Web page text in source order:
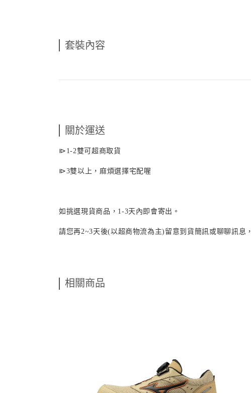
套裝內容
關於運送
⧐ 1-2雙可超商取貨
⧐3雙以上，麻煩選擇宅配喔
如挑選現貨商品， 1-3天內即會寄出。
請您再2~3天後(以超商物流為主)留意到貨簡訊或聊聊訊息
相關商品